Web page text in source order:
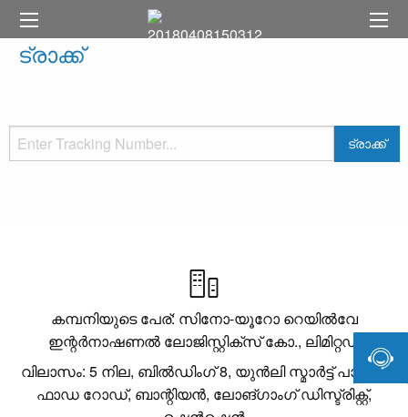
ട്രാക്ക്
ട്രാക്ക്

കമ്പനിയുടെ പേര്: സിനോ-യൂറോ റെയിൽവേ
ഇന്റർനാഷണൽ ലോജിസ്റ്റിക്സ് കോ., ലിമിറ്റഡ്
വിലാസം: 5 നില, ബിൽഡിംഗ് 8, യുൻലി സ്മാർട്ട് പാർക്ക്,
ഫാഡ റോഡ്, ബാന്റിയൻ, ലോങ്‌ഗാംഗ് ഡിസ്ട്രിക്റ്റ്,
